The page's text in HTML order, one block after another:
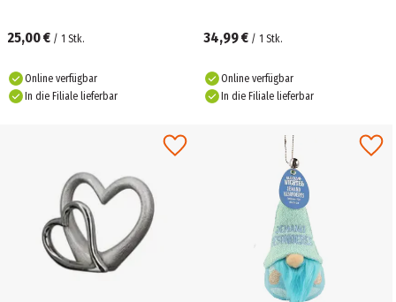
25,00 € / 1 Stk.
Online verfügbar
In die Filiale lieferbar
34,99 € / 1 Stk.
Online verfügbar
In die Filiale lieferbar